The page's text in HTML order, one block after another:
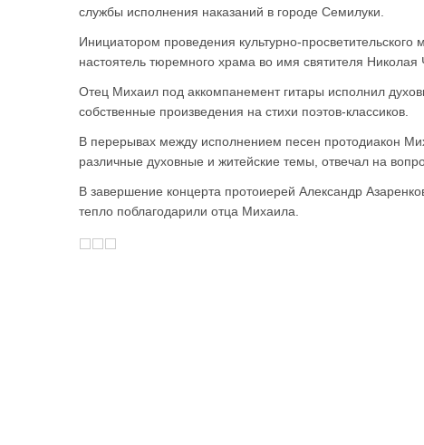
службы исполнения наказаний в городе Семилуки.
Инициатором проведения культурно-
настоятель тюремного храма во имя святителя Николая
Отец Михаил под аккомпанемент гитары исполнил
собственные произведения на стихи поэтов-классиков.
В перерывах между исполнением песен протодиакон
различные духовные и житейские темы, отвечал на
В завершение концерта протоиерей Александр
тепло поблагодарили отца Михаила.